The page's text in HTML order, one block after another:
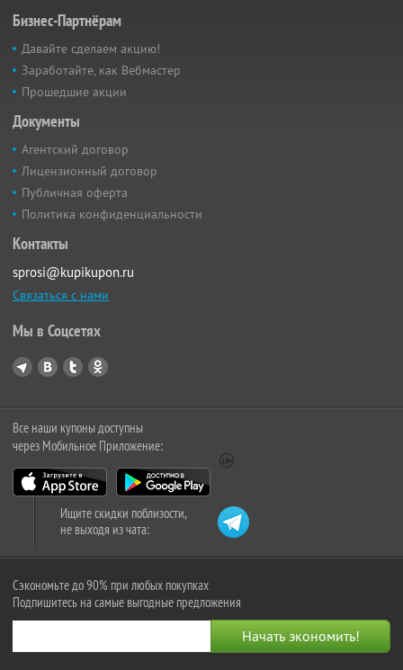
Бизнес-Партнёрам
Давайте сделаем акцию!
Заработайте, как Вебмастер
Прошедшие акции
Документы
Агентский договор
Лицензионный договор
Публичная оферта
Политика конфиденциальности
Контакты
sprosi@kupikupon.ru
Связаться с нами
Мы в Соцсетях
Все наши купоны доступны
через Мобильное Приложение:
Ищите скидки поблизости,
не выходя из чата:
Сэкономьте до 90% при любых покупках
Подпишитесь на самые выгодные предложения